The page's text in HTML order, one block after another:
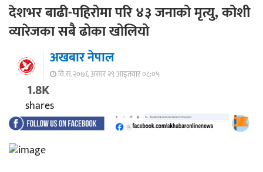
देशभर बाढी-पहिरोमा परि ४३ जनाको मृत्यु, कोशी
व्यारेजका सबै ढोका खोलियो
अखबार नेपाल
वि.सं.२०७६ असार २९ आइतवार ०८:०५
1.8K
shares